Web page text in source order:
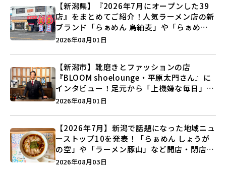
【新潟県】『2026年7月にオープンした39
店』をまとめてご紹介！人気ラーメン店の新
ブランド「らぁめん 鳥紬麦」や「らぁめん
しょうがの空」など盛りだくさん♪
2026年08月01日
【新潟市】靴磨きとファッションの店
『BLOOM shoelounge・平原太門さん』に
インタビュー！足元から「上機嫌な毎日」を
つくる装いの提案とは？
2026年08月01日
【2026年7月】新潟で話題になった地域ニュ
ーストップ10を発表！「らぁめん しょうが
の空」や「ラーメン豚山」など開店・閉店の
注目記事をランキングでご紹介♪
2026年08月03日